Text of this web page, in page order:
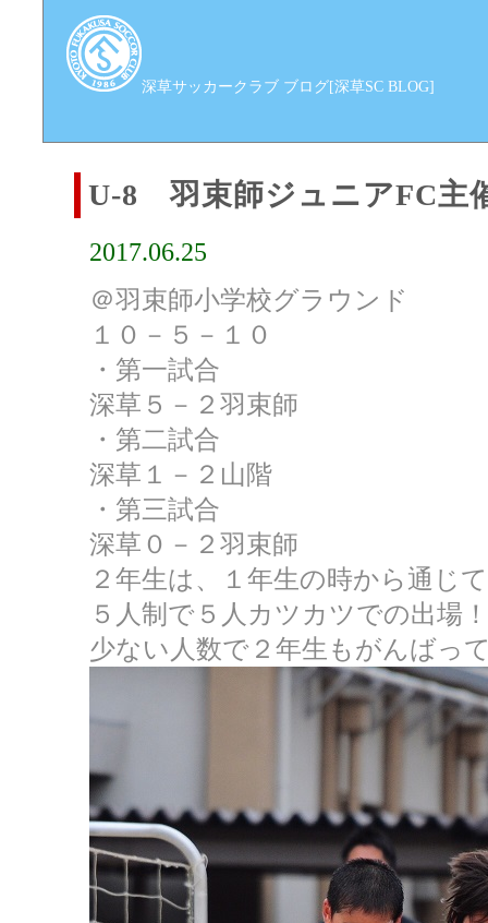
深草サッカークラブ ブログ[深草SC BLOG]
U-8 羽束師ジュニアFC主
2017.06.25
＠羽束師小学校グラウンド
１０－５－１０
・第一試合
深草５－２羽束師
・第二試合
深草１－２山階
・第三試合
深草０－２羽束師
２年生は、１年生の時から通じ
５人制で５人カツカツでの出場！
少ない人数で２年生もがんばっ